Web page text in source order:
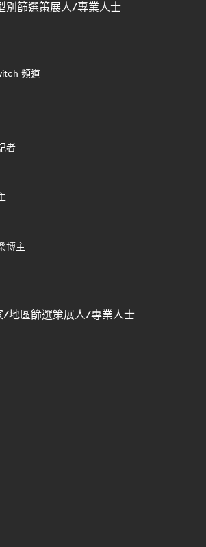
別篩選策展人/專業人士
頻道
者
博主
/地區篩選策展人/專業人士